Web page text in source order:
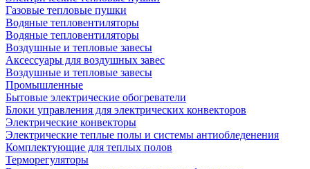
Газовые тепловые пушки
Водяные тепловентиляторы
Водяные тепловентиляторы
Воздушные и тепловые завесы
Аксессуары для воздушных завес
Воздушные и тепловые завесы
Промышленные
Бытовые электрические обогреватели
Блоки управления для электрических конвекторов
Электрические конвекторы
Электрические теплые полы и системы антиобледенения
Комплектующие для теплых полов
Терморегуляторы